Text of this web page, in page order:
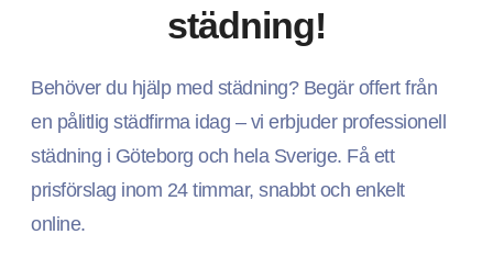
städning!
Behöver du hjälp med städning? Begär offert från
en pålitlig städfirma idag – vi erbjuder professionell
städning i Göteborg och hela Sverige. Få ett
prisförslag inom 24 timmar, snabbt och enkelt
online.